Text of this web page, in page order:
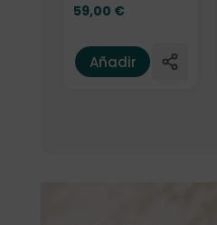
59,00 €
Añadir